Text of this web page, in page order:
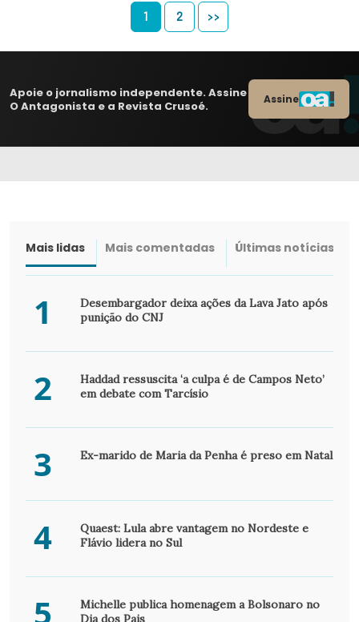
1 2 >>
Apoie o jornalismo independente. Assine
O Antagonista e a Revista Crusoé.
Assine
Mais lidas Mais comentadas Últimas notícias
1
Desembargador deixa ações da Lava Jato após
punição do CNJ
2
Haddad ressuscita ‘a culpa é de Campos Neto’
em debate com Tarcísio
3 Ex-marido de Maria da Penha é preso em Natal
4
Quaest: Lula abre vantagem no Nordeste e
Flávio lidera no Sul
5
Michelle publica homenagem a Bolsonaro no
Dia dos Pais